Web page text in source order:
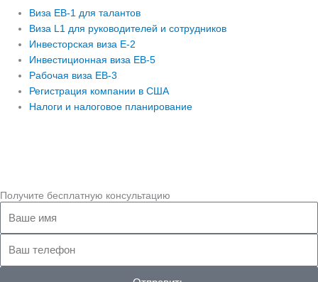
Виза EB-1 для талантов
Виза L1 для руководителей и сотрудников
Инвесторская виза E-2
Инвестиционная виза EB-5
Рабочая виза EB-3
Регистрация компании в США
Налоги и налоговое планирование
Получите бесплатную консультацию
имя
телефон